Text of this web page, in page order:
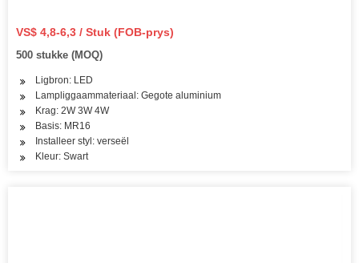
VS$ 4,8-6,3 / Stuk (FOB-prys)
500 stukke (MOQ)
Ligbron: LED
Lampliggaammateriaal: Gegote aluminium
Krag: 2W 3W 4W
Basis: MR16
Installeer styl: verseël
Kleur: Swart